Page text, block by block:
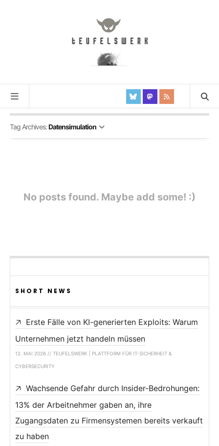
Tag Archives:Datensimulation
No posts found. Maybe add some! :)
SHORT NEWS
Erste Fälle von KI-generierten Exploits: Warum
Unternehmen jetzt handeln müssen
12. MAI 2026 // TEUFELSWERK | PLATTFORM FÜR IT-SICHERHEIT &
CYBERSECURITY
Wachsende Gefahr durch Insider-Bedrohungen:
13% der Arbeitnehmer gaben an, ihre
Zugangsdaten zu Firmensystemen bereits verkauft
zu haben